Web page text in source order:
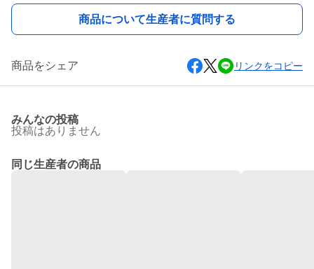
商品について生産者に質問する
商品をシェア リンクをコピー
みんなの投稿
投稿はありません
同じ生産者の商品